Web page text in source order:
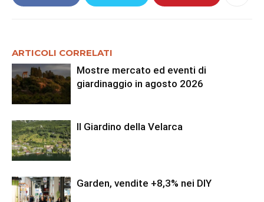
ARTICOLI CORRELATI
Mostre mercato ed eventi di
giardinaggio in agosto 2026
Il Giardino della Velarca
Garden, vendite +8,3% nei DIY